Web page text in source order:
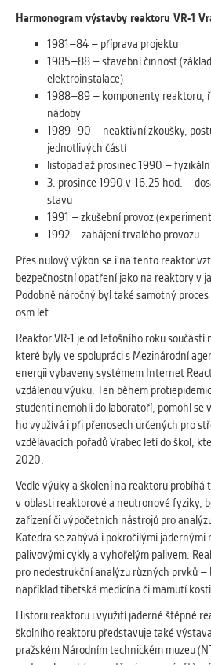
přiřazeny do některé z kategorií
uvedených výše.
Harmonogram výstavby reaktoru VR-1
1981–84 – příprava projektu
1985–88 – stavební činnost
elektroinstalace)
1988–89 – komponenty reaktoru,
nádoby
1989–90 – neaktivní zkoušky,
jednotlivých částí
listopad až prosinec 1990 –
3. prosince 1990 v 16.25 hod. –
stavu
1991 – zkušební provoz
1992 – zahájení trvalého provozu
Přes nulový výkon se i na tento reaktor
bezpečnostní opatření jako na reaktory v
Podobně náročný byl také samotný
osm let.
Reaktor VR-1 je od letošního roku
které byly ve spolupráci s Mezinárodní
energii vybaveny systémem Internet
vzdálenou výuku. Ten během
studenti nemohli do laboratoří, pomohl se
ho využívá i při přenosech určených pro
vzdělávacích pořadů Vrabec letí do škol,
2020.
Vedle výuky a školení na reaktoru probíhá
v oblasti reaktorové a neutronové fyziky,
zařízení či výpočetních nástrojů pro
Katedra se zabývá i pokročilými
palivovými cykly a vyhořelým palivem.
pro nedestrukční analýzu různých prvků –
například tibetská medicína či mamutí
Historii reaktoru i využití jaderné štěpné
školního reaktoru představuje také
pražském Národním technickém muzeu